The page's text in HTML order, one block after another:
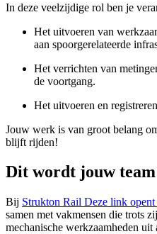
In deze veelzijdige rol ben je
Het uitvoeren van
aan spoorgerelateerde
Het verrichten van
de voortgang.
Het uitvoeren en
Jouw werk is van groot belang
blijft rijden!
Dit wordt jouw team
Bij Strukton Rail Deze link
samen met vakmensen die trots
mechanische werkzaamheden uit